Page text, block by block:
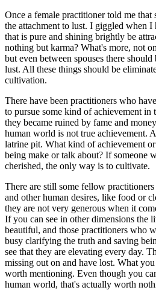
Once a female practitioner told me that
the attachment to lust. I giggled when
that is pure and shining brightly be
nothing but karma? What's more, not
but even between spouses there
lust. All these things should be
cultivation.
There have been practitioners who
to pursue some kind of achievement in
they became ruined by fame and
human world is not true achievement.
latrine pit. What kind of achievement
being make or talk about? If someone
cherished, the only way is to cultivate.
There are still some fellow
and other human desires, like food or
they are not very generous when it
If you can see in other dimensions the
beautiful, and those practitioners who
busy clarifying the truth and saving
see that they are elevating every day.
missing out on and have lost. What
worth mentioning. Even though you
human world, that's actually worth